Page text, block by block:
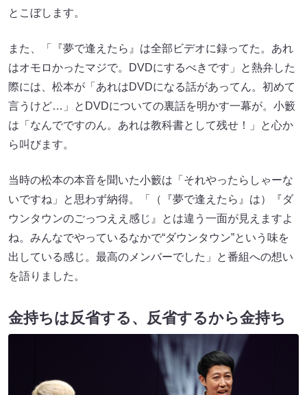
とこぼします。
また、「『夢で逢えたら』は全部ビデオに録ってた。あれ
はオモロかったマジで。DVDにするべきです」と熱弁した
際には、松本が「あれはDVDになる話があってん。初めて
言うけど…」とDVDについての裏話を明かす一幕が。小籔
は「なんでですのん。あれは教科書として残せ！」と心か
ら叫びます。
当時の松本の本音を聞いた小籔は「それやったらしゃーな
いですね」と思わず納得。「（『夢で逢えたら』は）『ダ
ウンタウンのごっつええ感じ』とは違う一面が見えますよ
ね。みんなでやっているなかで“ダウンタウン”という味を
出している感じ。最高のメンバーでした」と番組への想い
を語りました。
金持ちは反省する、反省するから金持ち